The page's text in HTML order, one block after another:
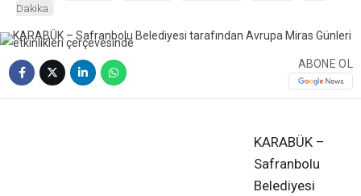
Dakika
ABONE OL
KARABÜK –
Safranbolu
Belediyesi